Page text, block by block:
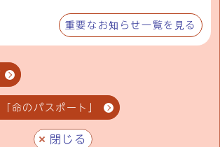
重要なお知らせ一覧を見る
命のパスポート」
閉じる